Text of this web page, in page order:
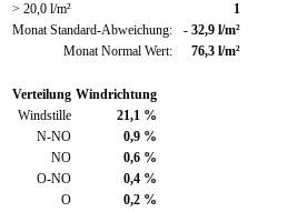
> 20,0 l/m²
1
Monat Standard-Abweichung:
- 32,9 l/m²
Monat Normal Wert:
76,3 l/m²
Verteilung Windrichtung
Windstille
21,1 %
N-NO
0,9 %
NO
0,6 %
O-NO
0,4 %
O
0,2 %